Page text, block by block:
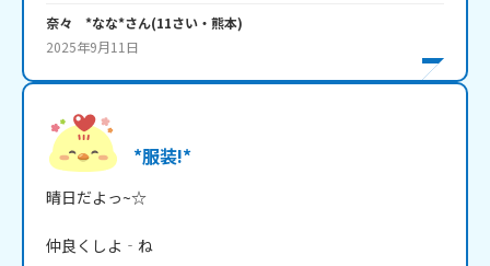
奈々 *なな*さん(11さい・ 熊本)
2025年9月11日
*服装!*
晴日だよっ~☆
仲良くしよ‐ね